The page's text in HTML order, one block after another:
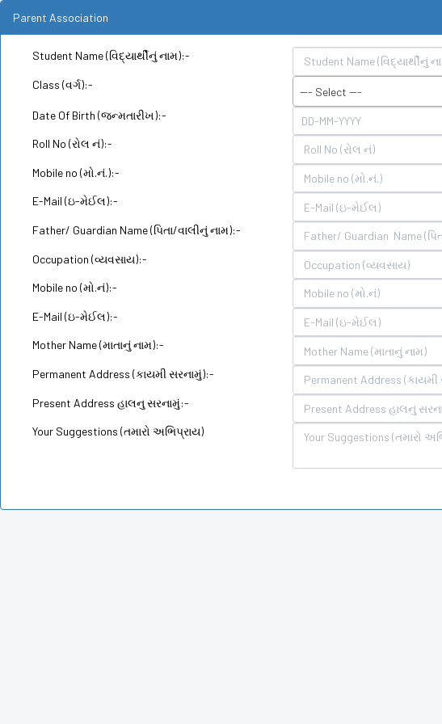
Parent Association
Student Name (વિદ્યાર્થીનું નામ):-
Class (વર્ગ):-
--- Select ---
Date Of Birth (જન્મતારીખ):-
Roll No (રોલ નં):-
Mobile no (મો.નં.):-
E-Mail (ઇ-મેઈલ):-
Father/ Guardian Name (પિતા/વાલીનું નામ):-
Occupation (વ્યવસાય):-
Mobile no (મો.નં):-
E-Mail (ઇ-મેઈલ):-
Mother Name (માતાનું નામ):-
Permanent Address (કાયમી સરનામું):-
Present Address હાલનુ સરનામું:-
Your Suggestions (તમારો અભિપ્રાય)